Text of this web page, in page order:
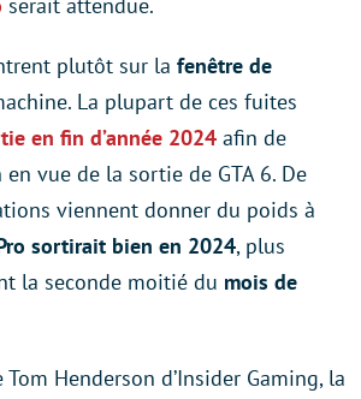
plutôt sur la fenêtre de
La plupart de ces fuites
en fin d’année 2024 afin de
vue de la sortie de GTA 6. De
viennent donner du poids à
sortirait bien en 2024, plus
la seconde moitié du mois de
Henderson d’Insider Gaming, la